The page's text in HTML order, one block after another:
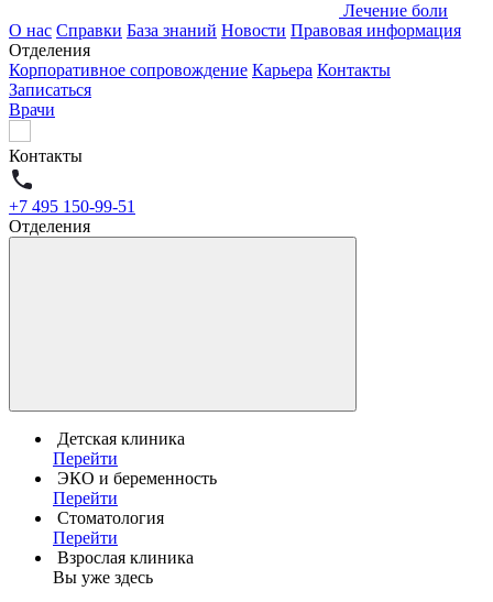
Лечение боли
О нас Справки База знаний Новости Правовая информация
Отделения
Корпоративное сопровождение Карьера Контакты
Записаться
Врачи
Контакты
+7 495 150-99-51
Отделения
Детская клиника
Перейти
ЭКО и беременность
Перейти
Стоматология
Перейти
Взрослая клиника
Вы уже здесь